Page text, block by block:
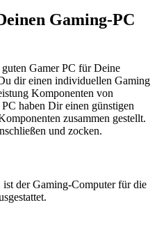
Gaming-PC
Gamer PC für Deine
dir einen individuellen Gaming
Komponenten von
haben Dir einen günstigen
zusammen gestellt.
und zocken.
der Gaming-Computer für die